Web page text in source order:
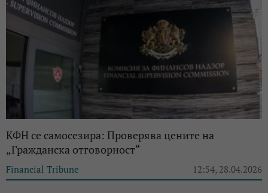
КФН се самосезира: Проверява цените на
„Гражданска отговорност“
Financial Tribune 12:54, 28.04.2026